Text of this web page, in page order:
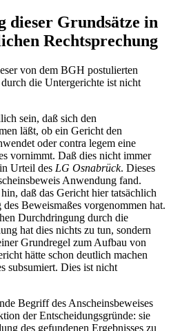
dieser Grundsätze in
Rechtsprechung
von dem BGH postulierten
die Untergerichte ist nicht
sein, daß sich den
läßt, ob ein Gericht den
oder contra legem eine
vornimmt. Daß dies nicht immer
Urteil des LG Osnabrück. Dieses
Anwendung fand.
daß das Gericht hier tatsächlich
Beweismaßes vorgenommen hat.
Durchdringung durch die
hat dies nichts zu tun, sondern
Grundregel zum Aufbau von
hätte schon deutlich machen
subsumiert. Dies ist nicht
Begriff des Anscheinsbeweises
der Entscheidungsgründe: sie
des gefundenen Ergebnisses zu